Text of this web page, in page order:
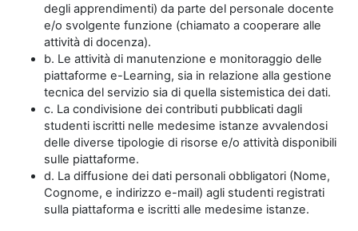
degli apprendimenti) da parte del personale docente
e/o svolgente funzione (chiamato a cooperare alle
attività di docenza).
b. Le attività di manutenzione e monitoraggio delle
piattaforme e-Learning, sia in relazione alla gestione
tecnica del servizio sia di quella sistemistica dei dati.
c. La condivisione dei contributi pubblicati dagli
studenti iscritti nelle medesime istanze avvalendosi
delle diverse tipologie di risorse e/o attività disponibili
sulle piattaforme.
d. La diffusione dei dati personali obbligatori (Nome,
Cognome, e indirizzo e-mail) agli studenti registrati
sulla piattaforma e iscritti alle medesime istanze.